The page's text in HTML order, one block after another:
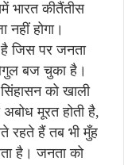
भारत कीतैंतीस
नहीं होगा।
जिस पर जनता
बज चुका है।
को खाली
मूरत होती है,
रहते हैं तब भी मुँह
है। जनता को